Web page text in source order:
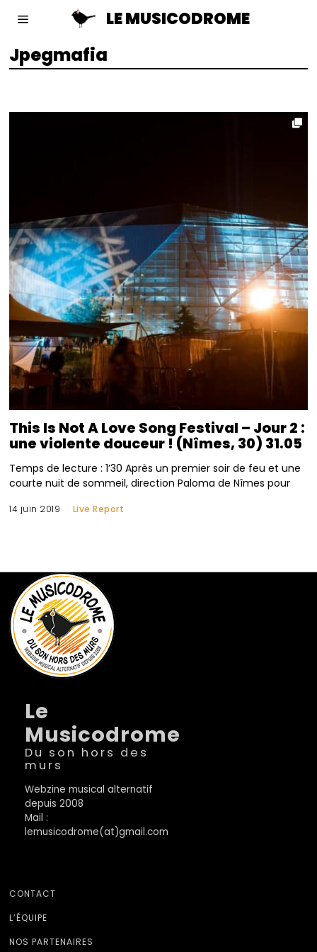
LE MUSICODROME
Jpegmafia
This Is Not A Love Song Festival – Jour 2 :
une violente douceur ! (Nîmes, 30) 31.05
Temps de lecture : 1’30 Après un premier soir de feu et une
courte nuit de sommeil, direction Paloma de Nîmes pour
14 juin 2019 Live Report
Le
Musicodrome
Du son hors des
murs
Webzine musical alternatif
depuis 2008
Mail :
lemusicodrome(at)gmail.com
CONTACT
L’ÉQUIPE
NOS PARTENAIRES